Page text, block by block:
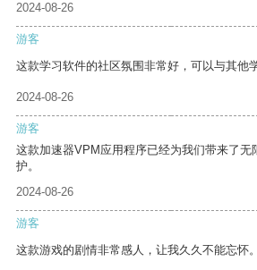
2024-08-26
游客
这款学习软件的社区氛围非常好，可以与其他
2024-08-26
游客
这款加速器VPM应用程序已经为我们带来了无
护。
2024-08-26
游客
这款游戏的剧情非常感人，让我久久不能忘怀。